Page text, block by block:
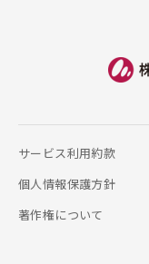
サービス利用約款
個人情報保護方針
著作権について